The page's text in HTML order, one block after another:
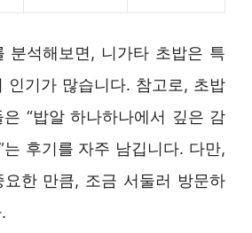
분석해보면, 니가타 초밥은 특
인기가 많습니다. 참고로, 초밥
“밥알 하나하나에서 깊은 감
는 후기를 자주 남깁니다. 다만,
한 만큼, 조금 서둘러 방문하